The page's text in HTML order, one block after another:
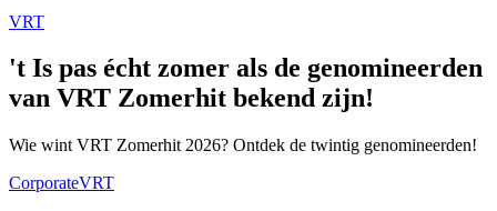
VRT
't Is pas écht zomer als de genomineerden
van VRT Zomerhit bekend zijn!
Wie wint VRT Zomerhit 2026? Ontdek de twintig genomineerden!
CorporateVRT